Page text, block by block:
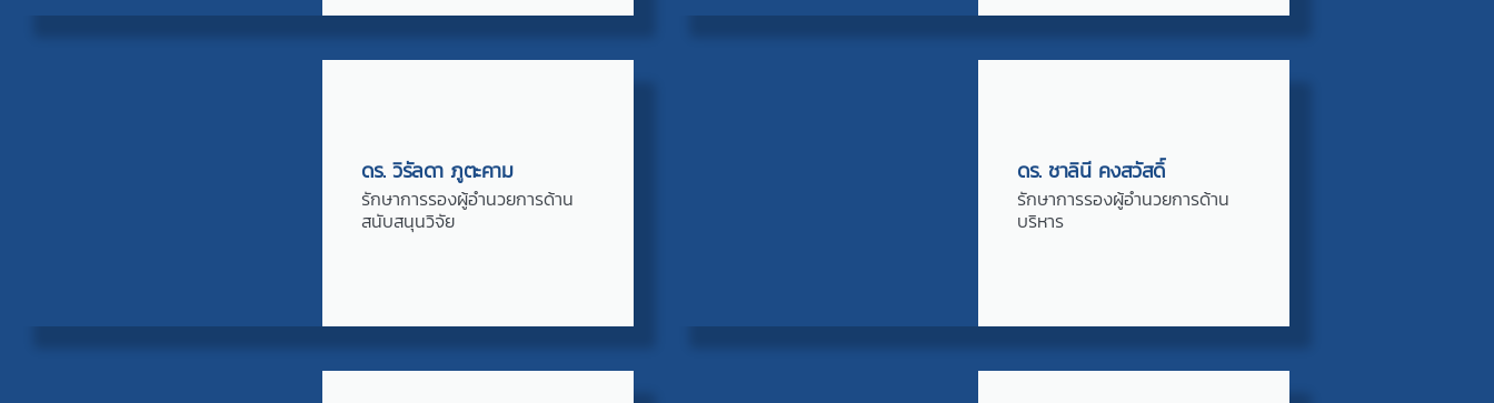
ดร. วิรัลดา ภูตะคาม
รักษาการรองผู้อำนวยการด้าน
สนับสนุนวิจัย
ดร. ชาลินี คงสวัสดิ์
รักษาการรองผู้อำนวยการด้าน
บริหาร